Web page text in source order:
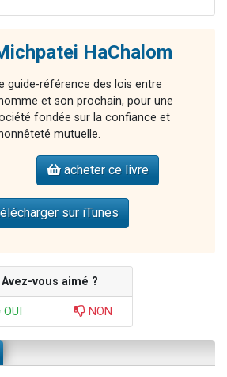
HaChalom
guide-référence des lois entre
et son prochain, pour une
fondée sur la confiance et
mutuelle.
acheter ce livre
sur iTunes
Avez-vous aimé ?
OUI NON